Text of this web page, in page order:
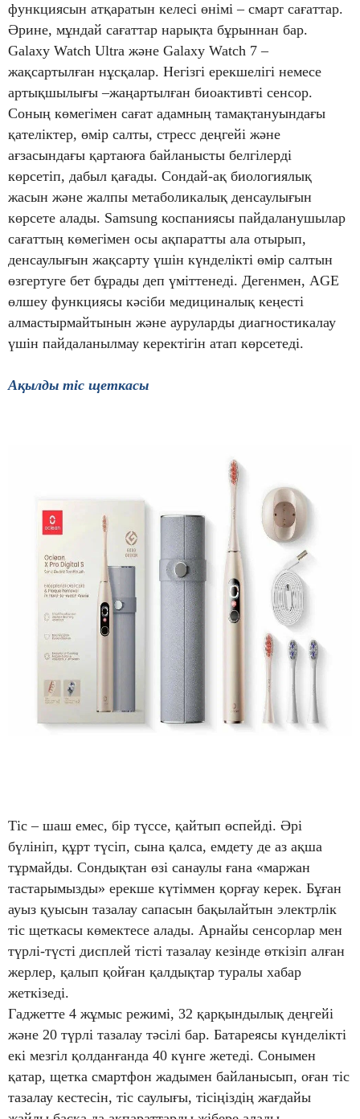
функциясын атқаратын келесі өнімі – смарт сағаттар.
Әрине, мұндай сағаттар нарықта бұрыннан бар.
Galaxy Watch Ultra және Galaxy Watch 7 –
жақсартылған нұсқалар. Негізгі ерекшелігі немесе
артықшылығы –жаңартылған биоактивті сенсор.
Соның көмегімен сағат адамның тамақтануындағы
қателіктер, өмір салты, стресс деңгейі және
ағзасындағы қартаюға байланысты белгілерді
көрсетіп, дабыл қағады. Сондай-ақ биологиялық
жасын және жалпы метаболикалық денсаулығын
көрсете алады. Samsung коспаниясы пайдаланушылар
сағаттың көмегімен осы ақпаратты ала отырып,
денсаулығын жақсарту үшін күнделікті өмір салтын
өзгертуге бет бұрады деп үміттенеді. Дегенмен, AGE
өлшеу функциясы кәсіби медициналық кеңесті
алмастырмайтынын және ауруларды диагностикалау
үшін пайдаланылмау керектігін атап көрсетеді.
Ақылды тіс щеткасы
Тіс – шаш емес, бір түссе, қайтып өспейді. Әрі
бүлініп, құрт түсіп, сына қалса, емдету де аз ақша
тұрмайды. Сондықтан өзі санаулы ғана «маржан
тастарымызды» ерекше күтіммен қорғау керек. Бұған
ауыз қуысын тазалау сапасын бақылайтын электрлік
тіс щеткасы көмектесе алады. Арнайы сенсорлар мен
түрлі-түсті дисплей тісті тазалау кезінде өткізіп алған
жерлер, қалып қойған қалдықтар туралы хабар
жеткізеді.
Гаджетте 4 жұмыс режимі, 32 қарқындылық деңгейі
және 20 түрлі тазалау тәсілі бар. Батареясы күнделікті
екі мезгіл қолданғанда 40 күнге жетеді. Сонымен
қатар, щетка смартфон жадымен байланысып, оған тіс
тазалау кестесін, тіс саулығы, тісіңіздің жағдайы